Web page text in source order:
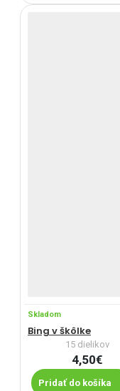
Skladom
Bing v škôlke
15 dielikov
4,50€
Pridať do košíka